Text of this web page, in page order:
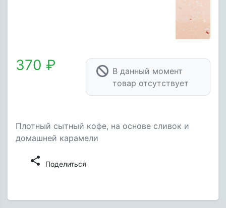
370 ₽
В данный момент
товар отсутствует
Плотный сытный кофе, на основе сливок и
домашней карамели
share Поделиться